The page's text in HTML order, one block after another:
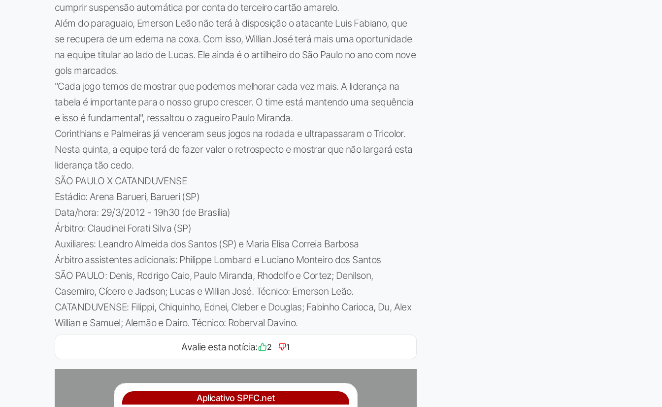
cumprir suspensão automática por conta do terceiro cartão amarelo.
Além do paraguaio, Emerson Leão não terá à disposição o atacante Luis Fabiano, que
se recupera de um edema na coxa. Com isso, Willian José terá mais uma oportunidade
na equipe titular ao lado de Lucas. Ele ainda é o artilheiro do São Paulo no ano com nove
gols marcados.
"Cada jogo temos de mostrar que podemos melhorar cada vez mais. A liderança na
tabela é importante para o nosso grupo crescer. O time está mantendo uma sequência
e isso é fundamental", ressaltou o zagueiro Paulo Miranda.
Corinthians e Palmeiras já venceram seus jogos na rodada e ultrapassaram o Tricolor.
Nesta quinta, a equipe terá de fazer valer o retrospecto e mostrar que não largará esta
liderança tão cedo.
SÃO PAULO X CATANDUVENSE
Estádio: Arena Barueri, Barueri (SP)
Data/hora: 29/3/2012 - 19h30 (de Brasília)
Árbitro: Claudinei Forati Silva (SP)
Auxiliares: Leandro Almeida dos Santos (SP) e Maria Elisa Correia Barbosa
Árbitro assistentes adicionais: Philippe Lombard e Luciano Monteiro dos Santos
SÃO PAULO: Denis, Rodrigo Caio, Paulo Miranda, Rhodolfo e Cortez; Denilson,
Casemiro, Cícero e Jadson; Lucas e Willian José. Técnico: Emerson Leão.
CATANDUVENSE: Filippi, Chiquinho, Ednei, Cleber e Douglas; Fabinho Carioca, Du, Alex
Willian e Samuel; Alemão e Dairo. Técnico: Roberval Davino.
Avalie esta notícia: 2 1
Aplicativo SPFC.net